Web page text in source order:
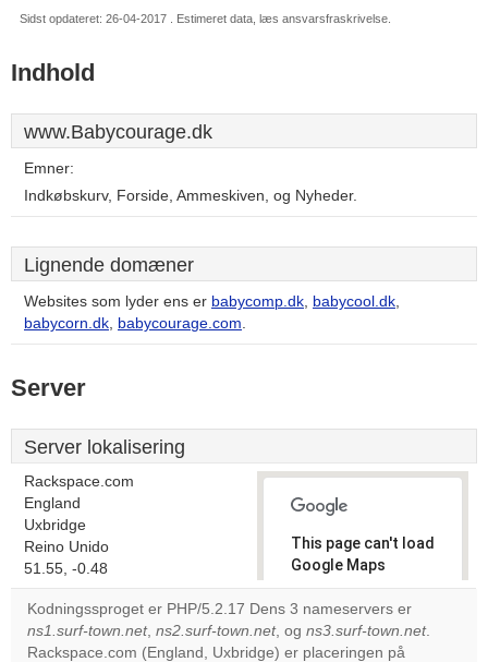
Sidst opdateret: 26-04-2017 . Estimeret data, læs ansvarsfraskrivelse.
Indhold
www.Babycourage.dk
Emner:
Indkøbskurv, Forside, Ammeskiven, og Nyheder.
Lignende domæner
Websites som lyder ens er babycomp.dk, babycool.dk,
babycorn.dk, babycourage.com.
Server
Server lokalisering
Rackspace.com
England
Uxbridge
Reino Unido
51.55, -0.48
This page can't load
Google Maps
correctly.
Do you
own this
Kodningssproget er PHP/5.2.17 Dens 3 nameservers er
ns1.surf-town.net, ns2.surf-town.net, og ns3.surf-town.net.
Rackspace.com (England, Uxbridge) er placeringen på